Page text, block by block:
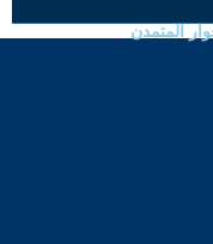
المتمدن